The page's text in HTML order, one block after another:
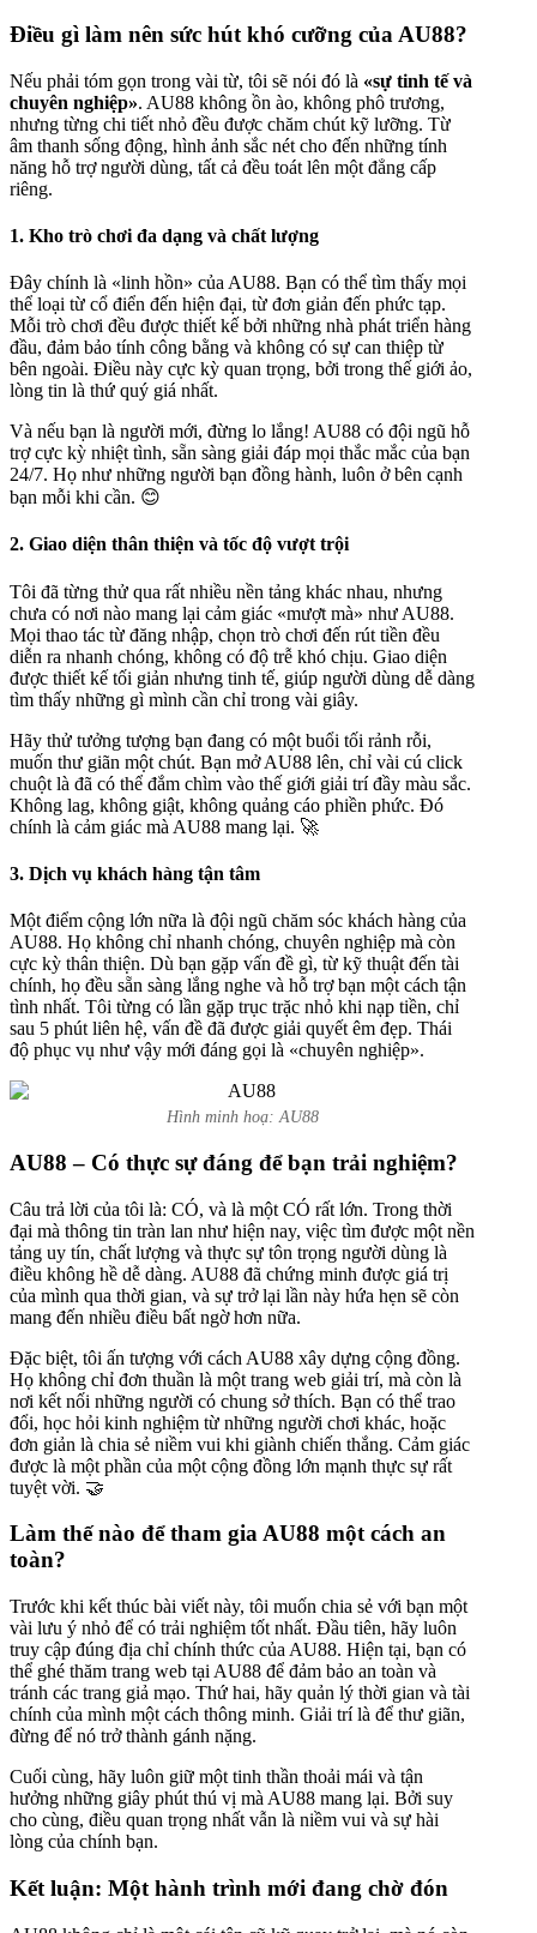
Điều gì làm nên sức hút khó cưỡng của AU88?
Nếu phải tóm gọn trong vài từ, tôi sẽ nói đó là «sự tinh tế và
chuyên nghiệp». AU88 không ồn ào, không phô trương,
nhưng từng chi tiết nhỏ đều được chăm chút kỹ lưỡng. Từ
âm thanh sống động, hình ảnh sắc nét cho đến những tính
năng hỗ trợ người dùng, tất cả đều toát lên một đẳng cấp
riêng.
1. Kho trò chơi đa dạng và chất lượng
Đây chính là «linh hồn» của AU88. Bạn có thể tìm thấy mọi
thể loại từ cổ điển đến hiện đại, từ đơn giản đến phức tạp.
Mỗi trò chơi đều được thiết kế bởi những nhà phát triển hàng
đầu, đảm bảo tính công bằng và không có sự can thiệp từ
bên ngoài. Điều này cực kỳ quan trọng, bởi trong thế giới ảo,
lòng tin là thứ quý giá nhất.
Và nếu bạn là người mới, đừng lo lắng! AU88 có đội ngũ hỗ
trợ cực kỳ nhiệt tình, sẵn sàng giải đáp mọi thắc mắc của bạn
24/7. Họ như những người bạn đồng hành, luôn ở bên cạnh
bạn mỗi khi cần. 😊
2. Giao diện thân thiện và tốc độ vượt trội
Tôi đã từng thử qua rất nhiều nền tảng khác nhau, nhưng
chưa có nơi nào mang lại cảm giác «mượt mà» như AU88.
Mọi thao tác từ đăng nhập, chọn trò chơi đến rút tiền đều
diễn ra nhanh chóng, không có độ trễ khó chịu. Giao diện
được thiết kế tối giản nhưng tinh tế, giúp người dùng dễ dàng
tìm thấy những gì mình cần chỉ trong vài giây.
Hãy thử tưởng tượng bạn đang có một buổi tối rảnh rỗi,
muốn thư giãn một chút. Bạn mở AU88 lên, chỉ vài cú click
chuột là đã có thể đắm chìm vào thế giới giải trí đầy màu sắc.
Không lag, không giật, không quảng cáo phiền phức. Đó
chính là cảm giác mà AU88 mang lại. 🚀
3. Dịch vụ khách hàng tận tâm
Một điểm cộng lớn nữa là đội ngũ chăm sóc khách hàng của
AU88. Họ không chỉ nhanh chóng, chuyên nghiệp mà còn
cực kỳ thân thiện. Dù bạn gặp vấn đề gì, từ kỹ thuật đến tài
chính, họ đều sẵn sàng lắng nghe và hỗ trợ bạn một cách tận
tình nhất. Tôi từng có lần gặp trục trặc nhỏ khi nạp tiền, chỉ
sau 5 phút liên hệ, vấn đề đã được giải quyết êm đẹp. Thái
độ phục vụ như vậy mới đáng gọi là «chuyên nghiệp».
Hình minh hoạ: AU88
AU88 – Có thực sự đáng để bạn trải nghiệm?
Câu trả lời của tôi là: CÓ, và là một CÓ rất lớn. Trong thời
đại mà thông tin tràn lan như hiện nay, việc tìm được một nền
tảng uy tín, chất lượng và thực sự tôn trọng người dùng là
điều không hề dễ dàng. AU88 đã chứng minh được giá trị
của mình qua thời gian, và sự trở lại lần này hứa hẹn sẽ còn
mang đến nhiều điều bất ngờ hơn nữa.
Đặc biệt, tôi ấn tượng với cách AU88 xây dựng cộng đồng.
Họ không chỉ đơn thuần là một trang web giải trí, mà còn là
nơi kết nối những người có chung sở thích. Bạn có thể trao
đổi, học hỏi kinh nghiệm từ những người chơi khác, hoặc
đơn giản là chia sẻ niềm vui khi giành chiến thắng. Cảm giác
được là một phần của một cộng đồng lớn mạnh thực sự rất
tuyệt vời. 🤝
Làm thế nào để tham gia AU88 một cách an
toàn?
Trước khi kết thúc bài viết này, tôi muốn chia sẻ với bạn một
vài lưu ý nhỏ để có trải nghiệm tốt nhất. Đầu tiên, hãy luôn
truy cập đúng địa chỉ chính thức của AU88. Hiện tại, bạn có
thể ghé thăm trang web tại AU88 để đảm bảo an toàn và
tránh các trang giả mạo. Thứ hai, hãy quản lý thời gian và tài
chính của mình một cách thông minh. Giải trí là để thư giãn,
đừng để nó trở thành gánh nặng.
Cuối cùng, hãy luôn giữ một tinh thần thoải mái và tận
hưởng những giây phút thú vị mà AU88 mang lại. Bởi suy
cho cùng, điều quan trọng nhất vẫn là niềm vui và sự hài
lòng của chính bạn.
Kết luận: Một hành trình mới đang chờ đón